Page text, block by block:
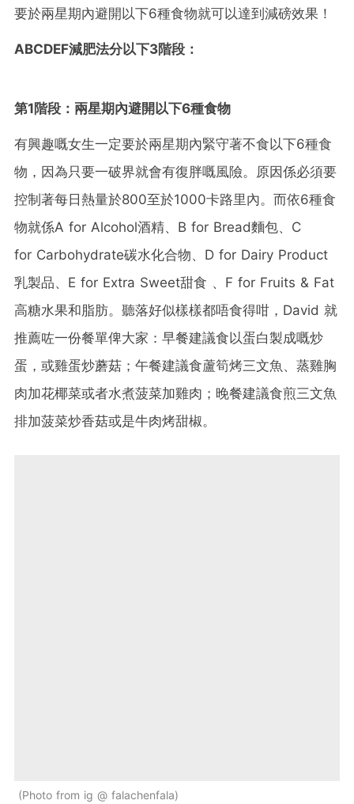
要於兩星期內避開以下6種食物就可以達到減磅效果！
ABCDEF減肥法分以下3階段：
第1階段：兩星期內避開以下6種食物
有興趣嘅女生一定要於兩星期內緊守著不食以下6種食
物，因為只要一破界就會有復胖嘅風險。原因係必須要
控制著每日熱量於800至於1000卡路里內。而依6種食
物就係A for Alcohol酒精、B for Bread麵包、C
for Carbohydrate碳水化合物、D for Dairy Product
乳製品、E for Extra Sweet甜食 、F for Fruits & Fat
高糖水果和脂肪。聽落好似樣樣都唔食得咁，David 就
推薦咗一份餐單俾大家：早餐建議食以蛋白製成嘅炒
蛋，或雞蛋炒蘑菇；午餐建議食蘆筍烤三文魚、蒸雞胸
肉加花椰菜或者水煮菠菜加雞肉；晚餐建議食煎三文魚
排加菠菜炒香菇或是牛肉烤甜椒。
Photo from ig @ falachenfala